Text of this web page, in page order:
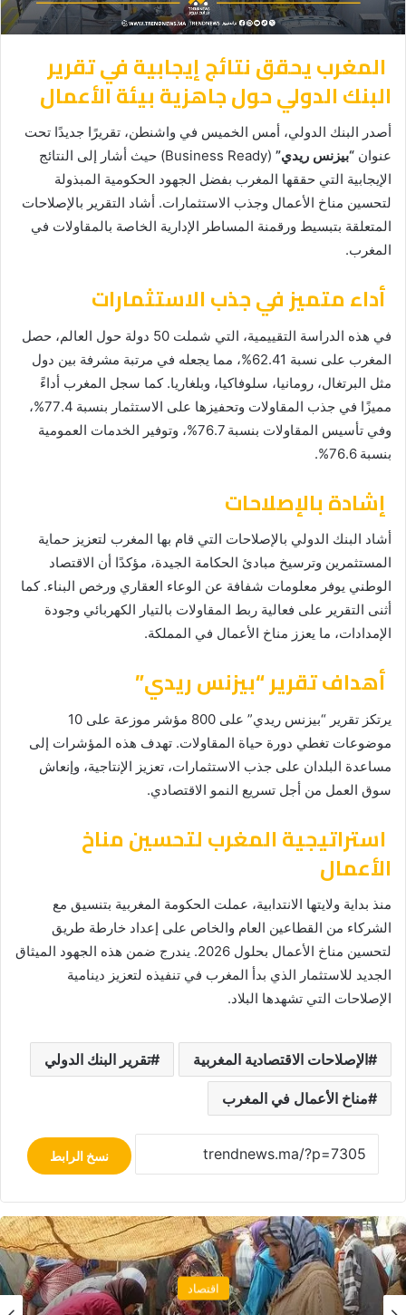
المغرب يحقق نتائج إيجابية في تقرير
البنك الدولي حول جاهزية بيئة الأعمال
أصدر البنك الدولي، أمس الخميس في واشنطن، تقريرًا جديدًا تحت
عنوان “بيزنس ريدي”
(Business Ready) حيث أشار إلى النتائج
الإيجابية التي حققها المغرب بفضل الجهود الحكومية المبذولة
لتحسين مناخ الأعمال وجذب الاستثمارات. أشاد التقرير بالإصلاحات
المتعلقة بتبسيط ورقمنة المساطر الإدارية الخاصة بالمقاولات في
المغرب.
أداء متميز في جذب الاستثمارات
في هذه الدراسة التقييمية، التي شملت 50 دولة حول العالم، حصل
المغرب على نسبة 62.41%، مما يجعله في مرتبة مشرفة بين دول
مثل البرتغال، رومانيا، سلوفاكيا، وبلغاريا. كما سجل المغرب أداءً
مميزًا في جذب المقاولات وتحفيزها على الاستثمار بنسبة 77.4%،
وفي تأسيس المقاولات بنسبة 76.7%، وتوفير الخدمات العمومية
بنسبة 76.6%.
إشادة بالإصلاحات
أشاد البنك الدولي بالإصلاحات التي قام بها المغرب لتعزيز حماية
المستثمرين وترسيخ مبادئ الحكامة الجيدة، مؤكدًا أن الاقتصاد
الوطني يوفر معلومات شفافة عن الوعاء العقاري ورخص البناء. كما
أثنى التقرير على فعالية ربط المقاولات بالتيار الكهربائي وجودة
الإمدادات، ما يعزز مناخ الأعمال في المملكة.
أهداف تقرير “بيزنس ريدي”
يرتكز تقرير “بيزنس ريدي” على 800 مؤشر موزعة على 10
موضوعات تغطي دورة حياة المقاولات. تهدف هذه المؤشرات إلى
مساعدة البلدان على جذب الاستثمارات، تعزيز الإنتاجية، وإنعاش
سوق العمل من أجل تسريع النمو الاقتصادي.
استراتيجية المغرب لتحسين مناخ
الأعمال
منذ بداية ولايتها الانتدابية، عملت الحكومة المغربية بتنسيق مع
الشركاء من القطاعين العام والخاص على إعداد خارطة طريق
لتحسين مناخ الأعمال بحلول 2026. يندرج ضمن هذه الجهود الميثاق
الجديد للاستثمار الذي بدأ المغرب في تنفيذه لتعزيز دينامية
الإصلاحات التي تشهدها البلاد.
الإصلاحات الاقتصادية المغربية تقرير البنك الدولي
مناخ الأعمال في المغرب
نسخ الرابط
اقتصاد